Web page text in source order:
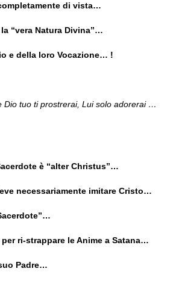
di vista…
“vera Natura Divina”…
e della loro Vocazione… !
tuo ti prostrerai, Lui solo adorerai …
è “alter Christus”…
necessariamente imitare Cristo…
ri-strappare le Anime a Satana…
Padre…